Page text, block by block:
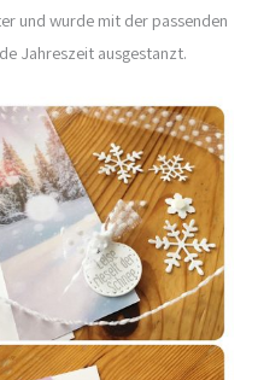
und wurde mit der passenden
Jahreszeit ausgestanzt.